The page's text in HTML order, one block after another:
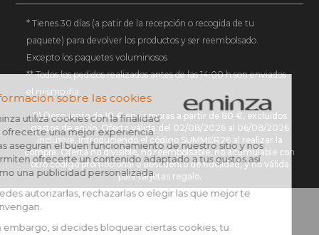
ALEMANIA
PAÍSES BAJOS
* Tienes 30 días (a patir de la recepción o recogida de tu
paquete) para devolver los productos y ser reembolsado.
Excepto los paquetes voluminosos
** Todos los pedidos realizados antes de las 14:00 h son enviados
el mismo día
(1) Descuento de 10 € en compras a partir de 80 €, excluidos
gastos de envío. Oferta válida del 02/08/2026 al 06/08/2026
inclusive, introduciendo el código SUMMER26 al realizar la
compra. Oferta no divisible, no reembolsable, no acumulable con
otro código promocional o descuento de fidelidad, y no válida
para tarjetas regalo.